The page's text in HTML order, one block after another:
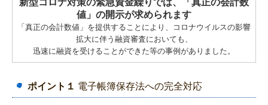
新型コロナ対策の緊急資金繰りでは、「真正の会計数
値」の開示が求められます
「真正の会計数値」を提供することにより、コロナウイルスの影響
拡大に伴う融資審査においても、
迅速に融資を受けることができた等の事例がありました。
ポイント１ 電子帳簿保存法への完全対応